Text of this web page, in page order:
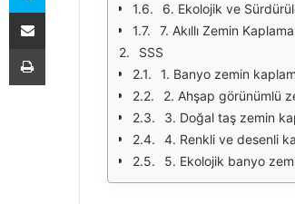
6. Ekolojik ve
7. Akıllı Zemin
SSS
1. Banyo zemin
2. Ahşap görünümlü
3. Doğal taş zemin
4. Renkli ve desenli
5. Ekolojik banyo
E-Posta ile paylaş